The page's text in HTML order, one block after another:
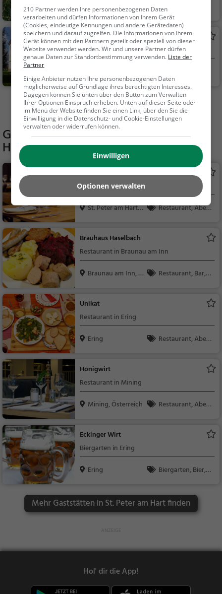
Braunau am Inn, Ö
ste...
Familie & Kinder,
Natur
Schloß Mamling
Adelssitz in Mining
Sehenswürdigkeit
Mehr Aktivitäten in St. Peter am Hart finden
Gaststätten in der Nähe vonSchloss
Hagenau
Die Grille
Restaurant in St. Peter am Hart
St. Peter am Hart,
Restaurant, Aben
Brauhaus Haselbach
Restaurant in Braunau am Inn
Braunau am Inn, Ö
Restaurant, Bar, A
en, Österreichisch, Re
gionalküche, Bier, We
Unikat
Restaurant in Ering
Ering
Restaurant, Aben
Honigwirt
Restaurant in Mining
Mining, Österreich
Restaurant, Aben
Eckinger Wirt
Biergarten in Ering
Ering
Biergarten, Bier, S
utsch, Mittagessen, R
egionalküche
Mehr Gaststätten in St. Peter am Hart finden
Hol' dir die App!
210 Partner werden Ihre personenbezogenen Daten
verarbeiten und dürfen Informationen von Ihrem Gerät
(Cookies, eindeutige Kennungen und andere Gerätedaten)
speichern und darauf zugreifen. Die Informationen von Ihrem
Gerät können mit den Partnern geteilt oder speziell von dieser
Website verwendet werden. Wir und unsere Partner dürfen
genaue Daten zur Standortbestimmung verwenden. Liste der
Partner
Einige Anbieter nutzen Ihre personenbezogenen Daten
möglicherweise auf Grundlage ihres berechtigten Interesses.
Dagegen können Sie unten über den Button zum Verwalten
Ihrer Optionen Einspruch erheben. Unten auf dieser Seite oder
im Menü der Website finden Sie einen Link, über den Sie die
Einwilligung in die Datenschutz- und Cookie-Einstellungen
verwalten oder widerrufen können.
Einwilligen
Optionen verwalten